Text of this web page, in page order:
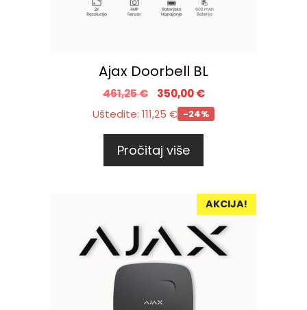
Ajax Doorbell BL
461,25€ 350,00€
Uštedite: 111,25 € -24%
Pročitaj više
AKCIJA!